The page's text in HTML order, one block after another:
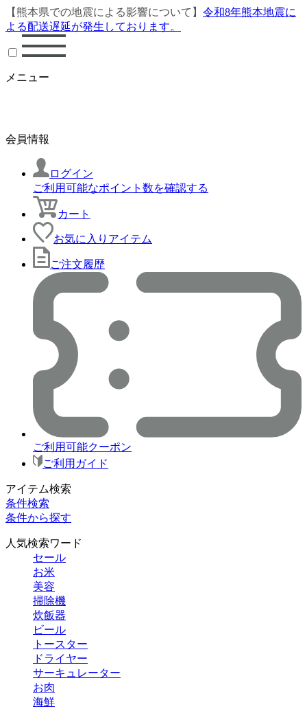
【熊本県での地震による影響について】 令和8年熊本地震に
よる配送遅延が発生しております。
メニュー
会員情報
ログイン
ご利用可能なポイント数を確認する
カート
お気に入りアイテム
ご注文履歴
ご利用可能クーポン
ご利用ガイド
アイテム検索
条件検索
条件から探す
人気検索ワード
セール
お米
美容
掃除機
炊飯器
ビール
トースター
ドライヤー
サーキュレーター
お肉
海鮮